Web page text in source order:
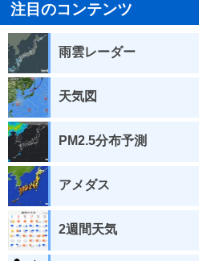
注目のコンテンツ
雨雲レーダー
天気図
PM2.5分布予測
アメダス
2週間天気